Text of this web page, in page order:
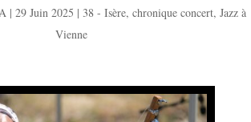
| 29 Juin 2025 | 38 - Isère, chronique concert, Jazz à
Vienne